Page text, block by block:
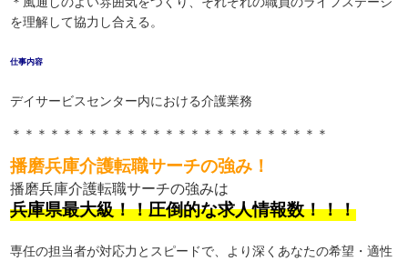
を理解して協力し合える。
仕事内容
デイサービスセンター内における介護業務
＊＊＊＊＊＊＊＊＊＊＊＊＊＊＊＊＊＊＊＊＊＊＊＊＊
播磨兵庫介護転職サーチの強み！
播磨兵庫介護転職サーチの強みは
兵庫県最大級！！圧倒的な求人情報数！！！
専任の担当者が対応力とスピードで、より深くあなたの希望・適性